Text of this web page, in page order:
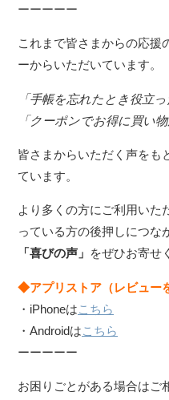
ーーーーー
これまで皆さまからの応援
ーからいただいています。
「手帳を忘れたとき役立っ
「クーポンでお得に買い
皆さまからいただく声をも
ています。
より多くの方にご利用いた
っている方の後押しにつな
「喜びの声」 をぜひお寄せ
◆アプリストア（レビュー
・iPhoneはこちら
・Androidはこちら
ーーーーー
お困りごとがある場合はご